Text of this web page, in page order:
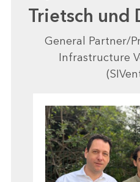
Trietsch und
General Partner/
Infrastructure